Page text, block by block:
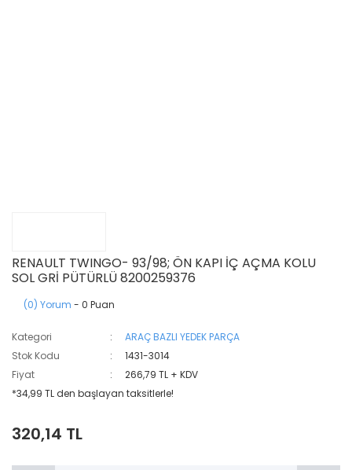
RENAULT TWINGO- 93/98; ÖN KAPI İÇ AÇMA KOLU
SOL GRİ PÜTÜRLÜ 8200259376
(0) Yorum - 0 Puan
Kategori
ARAÇ BAZLI YEDEK PARÇA
Stok Kodu
1431-3014
Fiyat
266,79 TL + KDV
*34,99 TL den başlayan taksitlerle!
320,14 TL